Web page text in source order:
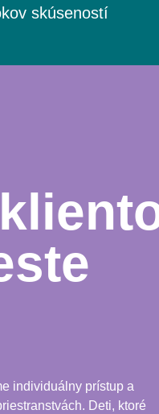
skúseností
individuálny prístup a
Deti, ktoré